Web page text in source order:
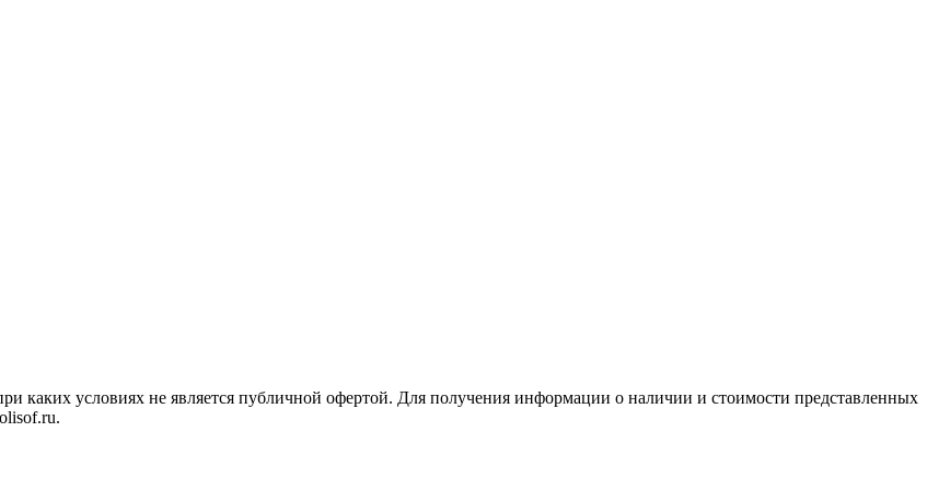
каких условиях не является публичной офертой. Для получения информации о наличии и стоимости представленных